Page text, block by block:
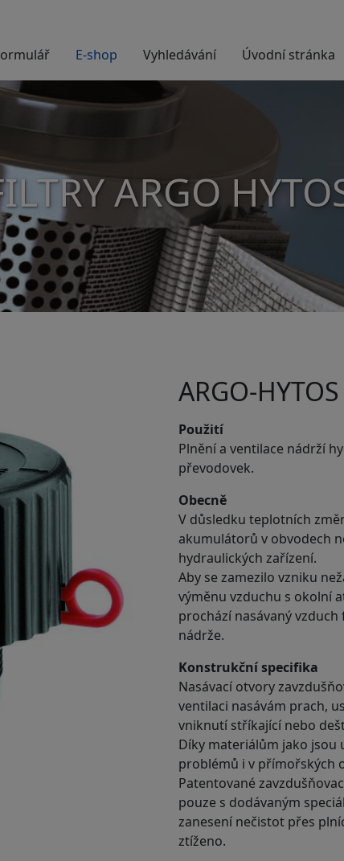
E-shop Vyhledávání Úvodní stránka
ARGO
ARGO-
Použití
Plnění a ventilace nádrží
převodovek.
Obecně
V důsledku teplotních
akumulátorů v obvodech
hydraulických zařízení.
Aby se zamezilo vzniku
výměnu vzduchu s okolní
prochází nasávaný
nádrže.
Konstrukční specifika
Nasávací otvory
ventilaci nasávám prach,
vniknutí stříkající nebo
Díky materiálům jako jsou
problémů i v přímořských
Patentované
pouze s dodávaným
zanesení nečistot přes
ztíženo.